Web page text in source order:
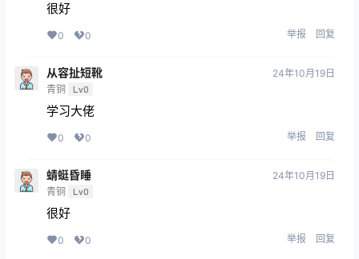
很好
0 0 举报 回复
从容扯短靴
青铜 Lv0
24年10月19日
学习大佬
0 0 举报 回复
蜻蜓昏睡
青铜 Lv0
24年10月19日
很好
0 0 举报 回复